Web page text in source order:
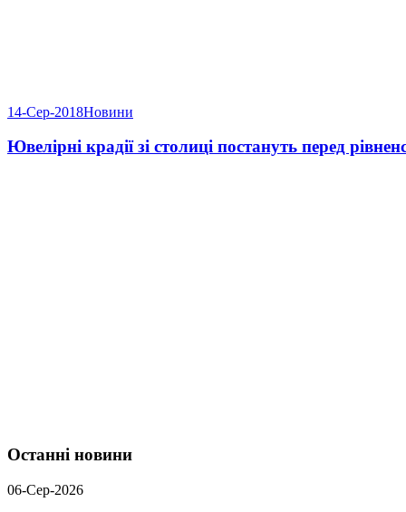
14-Сер-2018Новини
Ювелірні крадії зі столиці постануть перед
Останні новини
06-Сер-2026